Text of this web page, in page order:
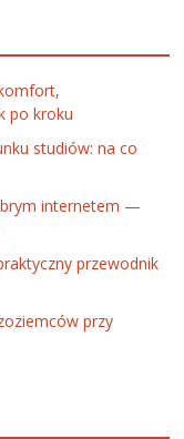
po kroku
studiów: na co
internetem —
przewodnik
przy